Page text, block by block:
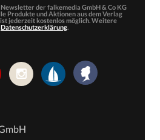
der falkemedia GmbH & Co KG
Produkte und Aktionen aus dem Verlag
jederzeit kostenlos möglich. Weitere
Datenschutzerklärung.